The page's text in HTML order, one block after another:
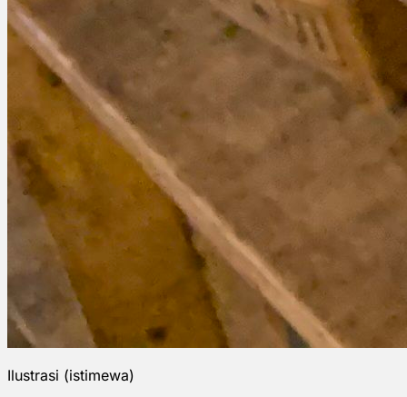
Ilustrasi (istimewa)